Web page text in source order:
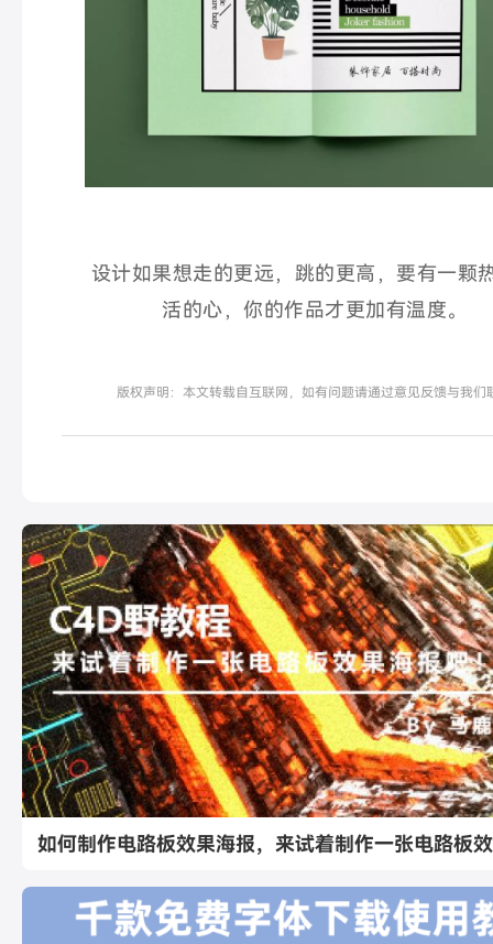
设计如果想走的更远，跳的更高，要有一颗
活的心，你的作品才更加有温度。
版权声明：本文转载自互联网，如有问题请通过意见反馈与我们
如何制作电路板效果海报，来试着制作一张电路板